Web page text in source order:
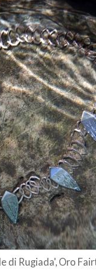
di Rugiada', Oro